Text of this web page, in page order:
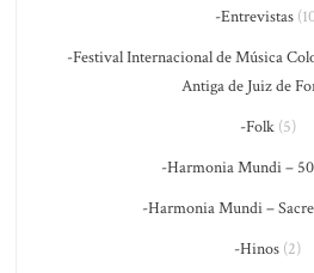
-Entrevistas
-Festival Internacional de Música
Antiga de Juiz de
-Folk(5)
-Harmonia Mundi –
-Harmonia Mundi –
-Hinos (2)